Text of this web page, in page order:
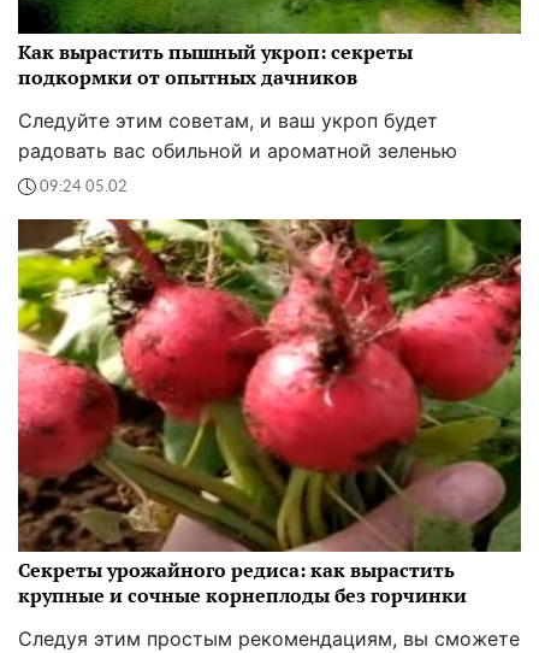
Как вырастить пышный укроп: секреты
подкормки от опытных дачников
Следуйте этим советам, и ваш укроп будет
радовать вас обильной и ароматной зеленью
09:24 05.02
Секреты урожайного редиса: как вырастить
крупные и сочные корнеплоды без горчинки
Следуя этим простым рекомендациям, вы сможете